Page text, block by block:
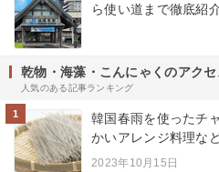
ら使い道まで徹底紹介
乾物・海藻・こんにゃくのアク
人気のある記事ランキング
1
韓国春雨を使ったチ
かいアレンジ料理な
2023年10月15日